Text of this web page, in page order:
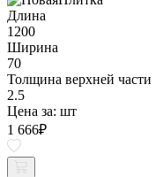
Длина
1200
Ширина
70
Толщина верхней части
2.5
Цена за: шт
1 666₽